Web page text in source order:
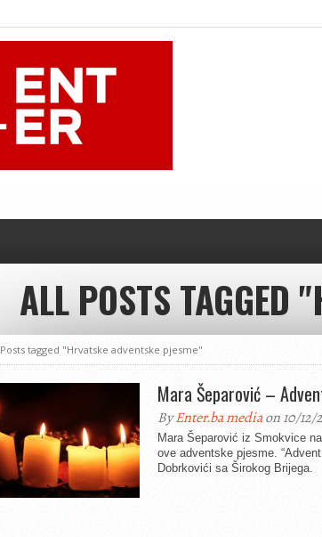
ALL POSTS TAGGED
Posts tagged "Hrvatske adventske pjesme"
Mara Šeparović –
ByEnter.ba mediaon 10/12/
Mara Šeparović iz Smokvice
ove adventske pjesme.
Dobrkovići sa Širokog Brijega.